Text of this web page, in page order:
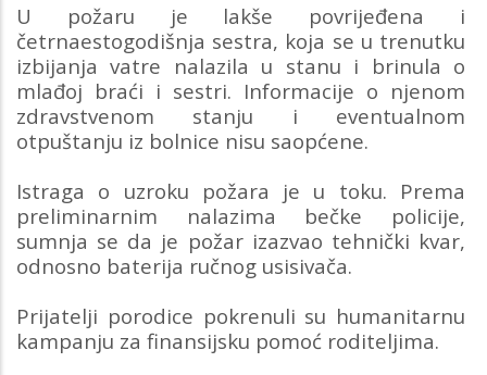
U požaru je lakše povrijeđena i
četrnaestogodišnja sestra, koja se u trenutku
izbijanja vatre nalazila u stanu i brinula o
mlađoj braći i sestri. Informacije o njenom
zdravstvenom stanju i eventualnom
otpuštanju iz bolnice nisu saopćene.
Istraga o uzroku požara je u toku. Prema
preliminarnim nalazima bečke policije,
sumnja se da je požar izazvao tehnički kvar,
odnosno baterija ručnog usisivača.
Prijatelji porodice pokrenuli su humanitarnu
kampanju za finansijsku pomoć roditeljima.